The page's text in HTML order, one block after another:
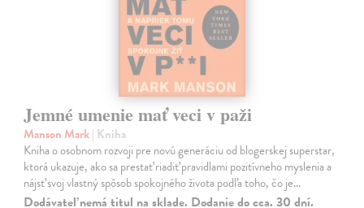
Jemné umenie mať veci v paži
Manson Mark| Kniha
Kniha o osobnom rozvoji pre novú generáciu od blogerskej superstar,
ktorá ukazuje, ako sa prestať riadiť pravidlami pozitívneho myslenia a
nájsť svoj vlastný spôsob spokojného života podľa toho, čo je…
Dodávateľ nemá titul na sklade. Dodanie do cca. 30 dní.